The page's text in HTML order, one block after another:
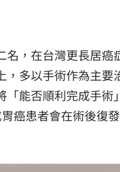
，在台灣更長居癌
多以手術作為主要
「能否順利完成手術
癌患者會在術後復